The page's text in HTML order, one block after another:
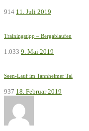
914 11. Juli 2019
Trainingstipp – Bergablaufen
1.033 9. Mai 2019
Seen-Lauf im Tannheimer Tal
937 18. Februar 2019